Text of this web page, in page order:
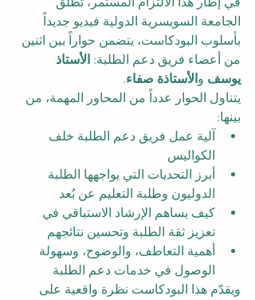
الجامعة السويسرية الدولية فيديو جديداً
بأسلوب البودكاست، يتضمن حواراً بين اثنين
من أعضاء فريق دعم الطلبة: الأستاذ
يوسف والأستاذة صفاء.
يتناول الحوار عدداً من المحاور المهمة، من
بينها:
آلية عمل فريق دعم الطلبة خلف
الكواليس
أبرز التحديات التي يواجهها الطلبة
الدوليون وطلبة التعليم عن بُعد
كيف يساهم الإرشاد الاستباقي في
تعزيز ثقة الطلبة وتحسين نتائجهم
أهمية التعاطف، والوضوح، وسهولة
الوصول في خدمات دعم الطلبة
ويقدّم هذا البودكاست نظرة واقعية على